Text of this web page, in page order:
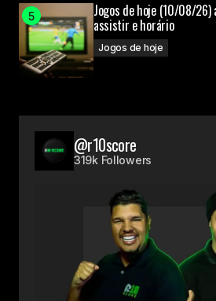
Jogos de hoje (10/08/26)
assistir e horário
Jogos de hoje
@r10score
319k Followers